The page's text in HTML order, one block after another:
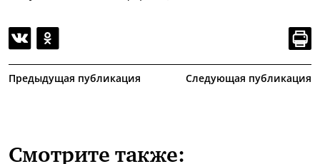
Предыдущая публикация Следующая публикация
Смотрите также: